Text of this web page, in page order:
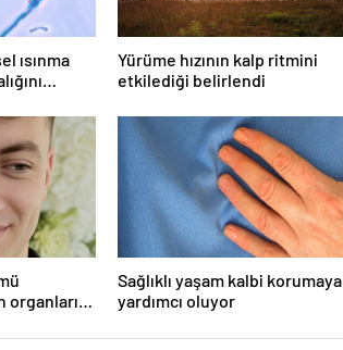
ısınma
Yürüme hızının kalp ritmini
etkilediği belirlendi
organları
Sağlıklı yaşam kalbi korumaya
yardımcı oluyor